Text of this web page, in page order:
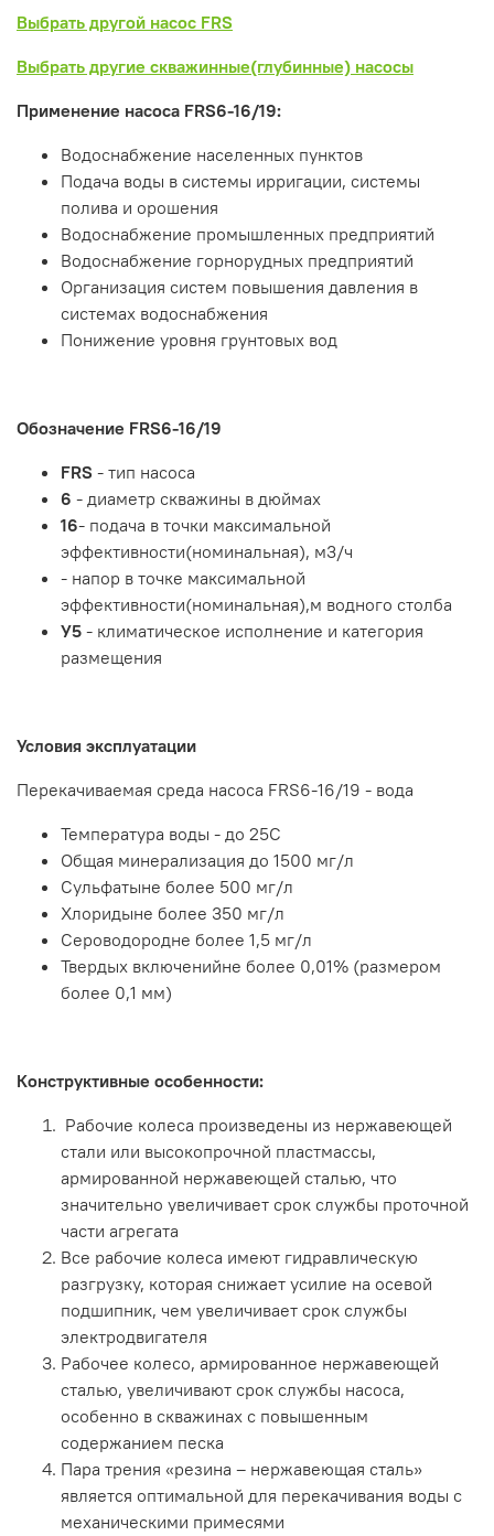
Выбрать другой насос FRS
Выбрать другие скважинные(глубинные) насосы
Применение насоса FRS6-16/19:
Водоснабжение населенных пунктов
Подача воды в системы ирригации, системы
полива и орошения
Водоснабжение промышленных предприятий
Водоснабжение горнорудных предприятий
Организация систем повышения давления в
системах водоснабжения
Понижение уровня грунтовых вод
Обозначение FRS6-16/19
FRS - тип насоса
6 - диаметр скважины в дюймах
16- подача в точки максимальной
эффективности(номинальная), м3/ч
- напор в точке максимальной
эффективности(номинальная),м водного столба
У5 - климатическое исполнение и категория
размещения
Условия эксплуатации
Перекачиваемая среда насоса FRS6-16/19 - вода
Температура воды - до 25С
Общая минерализация до 1500 мг/л
Сульфатыне более 500 мг/л
Хлоридыне более 350 мг/л
Сероводородне более 1,5 мг/л
Твердых включенийне более 0,01% (размером
более 0,1 мм)
Конструктивные особенности:
Рабочие колеса произведены из нержавеющей
стали или высокопрочной пластмассы,
армированной нержавеющей сталью, что
значительно увеличивает срок службы проточной
части агрегата
Все рабочие колеса имеют гидравлическую
разгрузку, которая снижает усилие на осевой
подшипник, чем увеличивает срок службы
электродвигателя
Рабочее колесо, армированное нержавеющей
сталью, увеличивают срок службы насоса,
особенно в скважинах с повышенным
содержанием песка
Пара трения «резина – нержавеющая сталь»
является оптимальной для перекачивания воды с
механическими примесями